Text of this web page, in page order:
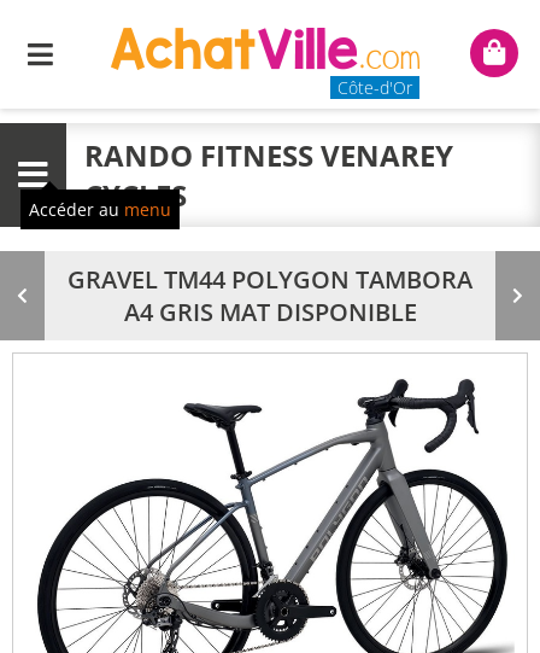
Menu
Côte-d'Or
Mon
Menu
RANDO FITNESS VENAREY
CYCLES
Accéder au menu
Produit
GRAVEL TM44 POLYGON TAMBORA
A4 GRIS MAT DISPONIBLE